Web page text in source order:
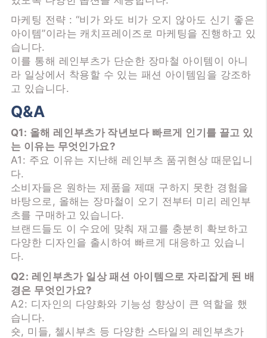
마케팅 전략 : “비가 와도 비가 오지 않아도 신기 좋은
아이템”이라는 캐치프레이즈로 마케팅을 진행하고 있
습니다.
이를 통해 레인부츠가 단순한 장마철 아이템이 아니
라 일상에서 착용할 수 있는 패션 아이템임을 강조하
고 있습니다.
Q&A
Q1: 올해 레인부츠가 작년보다 빠르게 인기를 끌고 있
는 이유는 무엇인가요?
A1: 주요 이유는 지난해 레인부츠 품귀현상 때문입니
다.
소비자들은 원하는 제품을 제때 구하지 못한 경험을
바탕으로, 올해는 장마철이 오기 전부터 미리 레인부
츠를 구매하고 있습니다.
브랜드들도 이 수요에 맞춰 재고를 충분히 확보하고
다양한 디자인을 출시하여 빠르게 대응하고 있습니
다.
Q2: 레인부츠가 일상 패션 아이템으로 자리잡게 된 배
경은 무엇인가요?
A2: 디자인의 다양화와 기능성 향상이 큰 역할을 했
습니다.
숏, 미들, 첼시부츠 등 다양한 스타일의 레인부츠가